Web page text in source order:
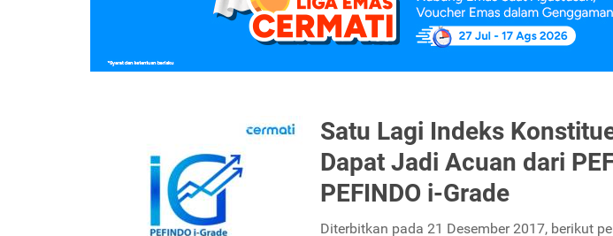
Satu Lagi Indeks
Dapat Jadi Acuan dari
PEFINDO i-Grade
Diterbitkan pada 21 Desember 2017, berikut